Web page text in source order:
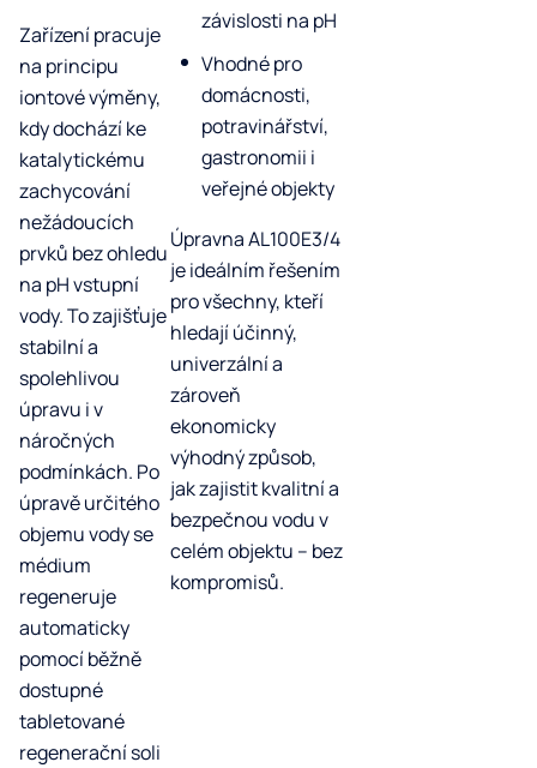
Zařízení pracuje
na principu
iontové výměny,
kdy dochází ke
katalytickému
zachycování
nežádoucích
prvků bez ohledu
na pH vstupní
vody. To zajišťuje
stabilní a
spolehlivou
úpravu i v
náročných
podmínkách. Po
úpravě určitého
objemu vody se
médium
regeneruje
automaticky
pomocí běžně
dostupné
tabletované
regenerační soli
závislosti na pH
Vhodné pro
domácnosti,
potravinářství,
gastronomii i
veřejné objekty
Úpravna AL100E3/4
je ideálním řešením
pro všechny, kteří
hledají účinný,
univerzální a
zároveň
ekonomicky
výhodný způsob,
jak zajistit kvalitní a
bezpečnou vodu v
celém objektu – bez
kompromisů.